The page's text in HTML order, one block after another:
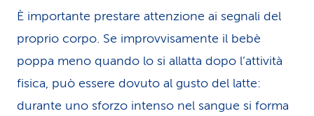
È importante prestare attenzione ai segnali del
proprio corpo. Se improvvisamente il bebè
poppa meno quando lo si allatta dopo l’attività
fisica, può essere dovuto al gusto del latte:
durante uno sforzo intenso nel sangue si forma